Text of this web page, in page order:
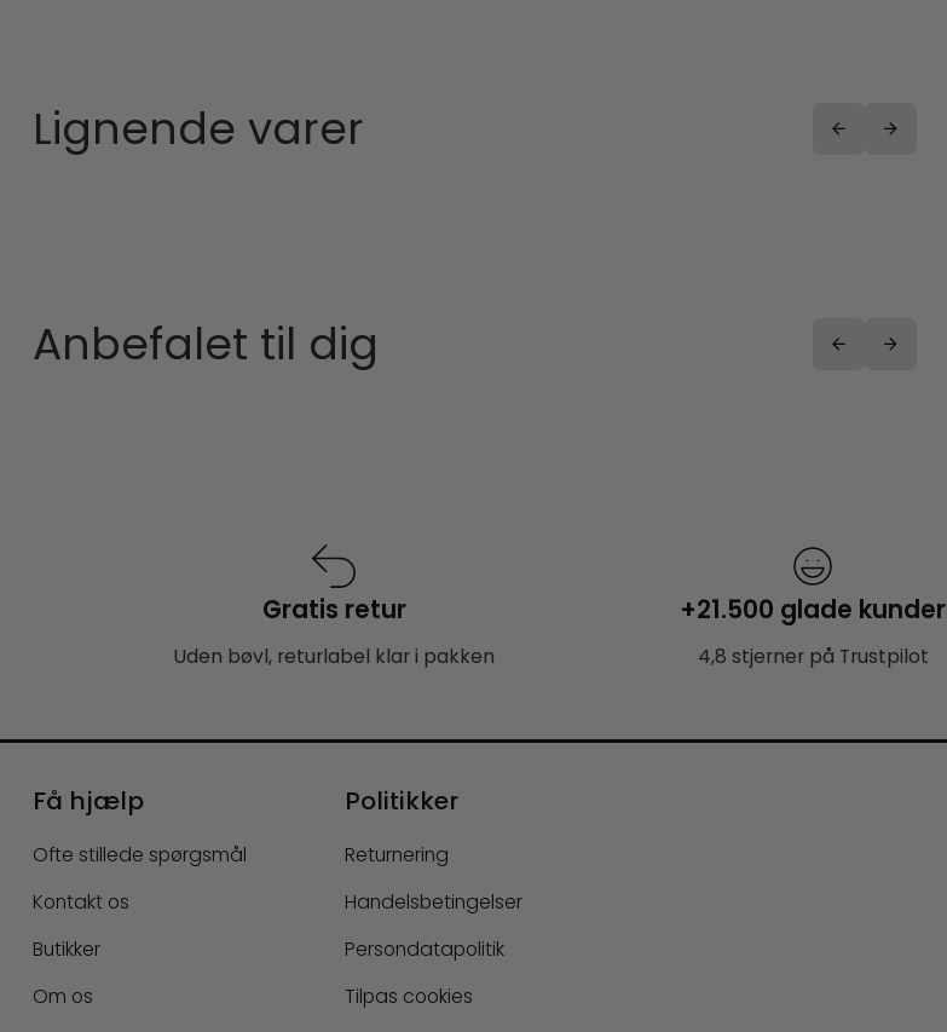
Lignende varer
Anbefalet til dig
Gratis retur
Uden bøvl, returlabel klar i pakken
+21.500 glade kunder
4,8 stjerner på Trustpilot
Få hjælp
Ofte stillede spørgsmål
Kontakt os
Butikker
Om os
Politikker
Returnering
Handelsbetingelser
Persondatapolitik
Tilpas cookies